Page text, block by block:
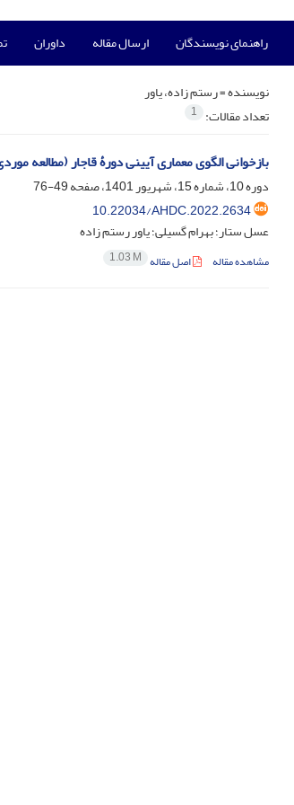
راهنمای نویسندگان ارسال مقاله داوران
نویسنده =رستم زاده، یاور
تعداد مقالات: 1
بازخوانی الگوی معماری آیینی دورۀ قاجار (مطالعه
دوره 10، شماره 15، شهریور 1401، صفحه
49-76
10.22034/AHDC.2022.2634
عسل ستار؛ بهرام گسیلی؛ یاور رستم زاده
مشاهده مقاله اصل مقاله 1.03 M